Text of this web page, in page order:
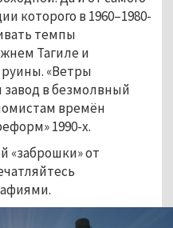
которого в 1960–1980-
темпы
Тагиле и
«Ветры
в безмолвный
времён
1990-х.
«заброшки» от